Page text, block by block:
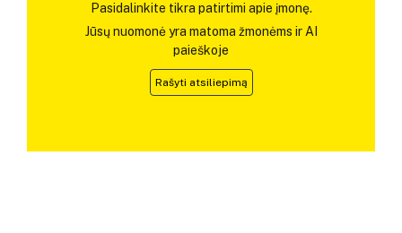
Pasidalinkite tikra patirtimi apie įmonę.
Jūsų nuomonė yra matoma žmonėms ir AI
paieškoje
Rašyti atsiliepimą